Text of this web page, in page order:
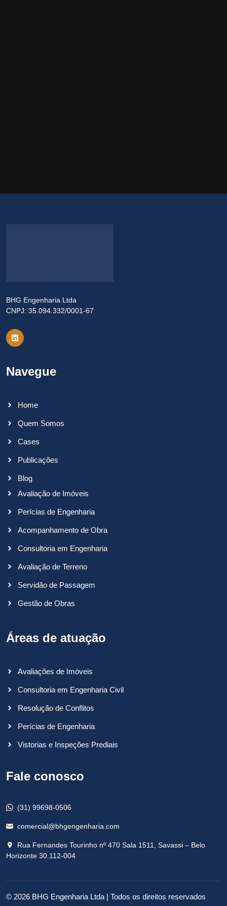
BHG Engenharia Ltda
CNPJ: 35.094.332/0001-67
Navegue
Home
Quem Somos
Cases
Publicações
Blog
Avaliação de Imóveis
Perícias de Engenharia
Acompanhamento de Obra
Consultoria em Engenharia
Avaliação de Terreno
Servidão de Passagem
Gestão de Obras
Áreas de atuação
Avaliações de Imóveis
Consultoria em Engenharia Civil
Resolução de Conflitos
Perícias de Engenharia
Vistorias e Inspeções Prediais
Fale conosco
(31) 99698-0506
comercial@bhgengenharia.com
Rua Fernandes Tourinho nº 470 Sala 1511, Savassi – Belo
Horizonte 30.112-004
© 2026 BHG Engenharia Ltda | Todos os direitos reservados